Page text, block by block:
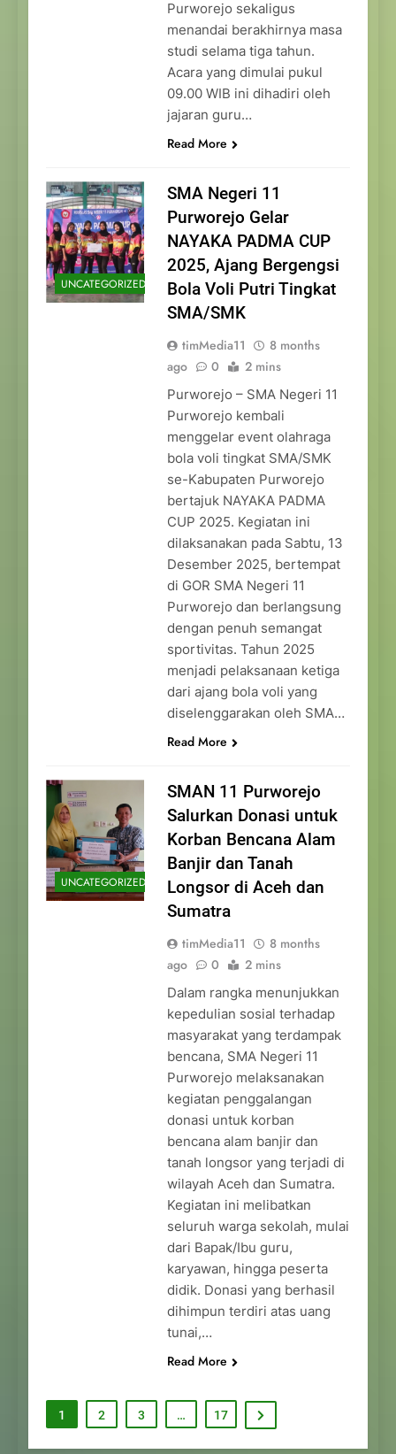
Purworejo sekaligus
menandai berakhirnya masa
studi selama tiga tahun.
Acara yang dimulai pukul
09.00 WIB ini dihadiri oleh
jajaran guru…
Read More
UNCATEGORIZED
SMA Negeri 11
Purworejo Gelar
NAYAKA PADMA CUP
2025, Ajang Bergengsi
Bola Voli Putri Tingkat
SMA/SMK
timMedia11
8 months
ago
0 2 mins
Purworejo – SMA Negeri 11
Purworejo kembali
menggelar event olahraga
bola voli tingkat SMA/SMK
se-Kabupaten Purworejo
bertajuk NAYAKA PADMA
CUP 2025. Kegiatan ini
dilaksanakan pada Sabtu, 13
Desember 2025, bertempat
di GOR SMA Negeri 11
Purworejo dan berlangsung
dengan penuh semangat
sportivitas. Tahun 2025
menjadi pelaksanaan ketiga
dari ajang bola voli yang
diselenggarakan oleh SMA…
Read More
UNCATEGORIZED
SMAN 11 Purworejo
Salurkan Donasi untuk
Korban Bencana Alam
Banjir dan Tanah
Longsor di Aceh dan
Sumatra
timMedia11
8 months
ago
0 2 mins
Dalam rangka menunjukkan
kepedulian sosial terhadap
masyarakat yang terdampak
bencana, SMA Negeri 11
Purworejo melaksanakan
kegiatan penggalangan
donasi untuk korban
bencana alam banjir dan
tanah longsor yang terjadi di
wilayah Aceh dan Sumatra.
Kegiatan ini melibatkan
seluruh warga sekolah, mulai
dari Bapak/Ibu guru,
karyawan, hingga peserta
didik. Donasi yang berhasil
dihimpun terdiri atas uang
tunai,…
Read More
1 2 3 … 17